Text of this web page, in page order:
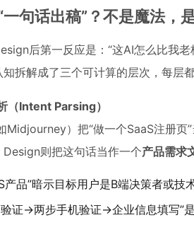
一句话出稿”？不是魔法，
后第一反应是：“这AI怎么比我
拆解成了三个可计算的层次，每层
（Intent Parsing）
Midjourney）把“做一个SaaS注册页
则把这句话当作一个产品需求
产品”暗示目标用户是B端决策者或技
验证→两步手机验证→企业信息填写”